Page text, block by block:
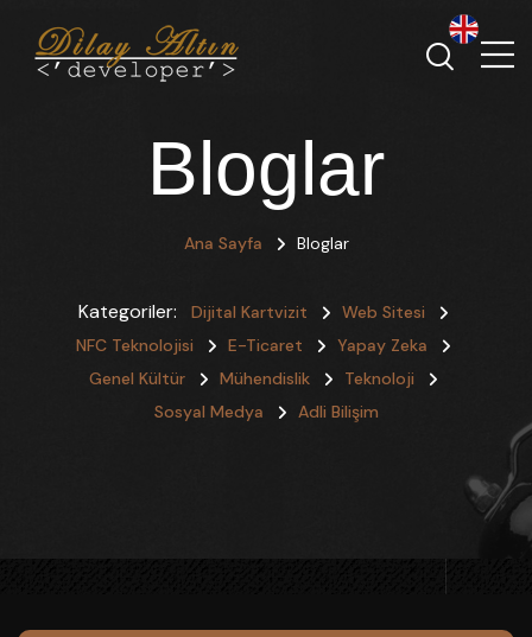
Bloglar
Ana Sayfa Bloglar
Kategoriler: Dijital Kartvizit
Web Sitesi
NFC Teknolojisi
E-Ticaret
Yapay Zeka
Genel Kültür
Mühendislik
Teknoloji
Sosyal Medya
Adli Bilişim